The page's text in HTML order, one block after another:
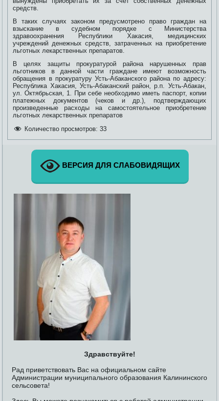
средств.
В таких случаях законом предусмотрено право граждан на
взыскание в судебном порядке с Министерства
здравоохранения Республики Хакасия, медицинских
учреждений денежных средств, затраченных на приобретение
льготных лекарственных препаратов.
В целях защиты прокуратурой района нарушенных прав
льготников в данной части граждане имеют возможность
обращения в прокуратуру Усть-Абаканского района по адресу:
Республика Хакасия, Усть-Абаканский район, р.п. Усть-Абакан,
ул. Октябрьская, 1. При себе необходимо иметь паспорт, копии
платежных документов (чеков и др.), подтверждающих
произведенные расходы на самостоятельное приобретение
льготных лекарственных препаратов
Количество просмотров: 33
ВЕРСИЯ ДЛЯ СЛАБОВИДЯЩИХ
Здравствуйте!
Рад приветствовать Вас на официальном сайте
Администрации муниципального образования Калининского
сельсовета!